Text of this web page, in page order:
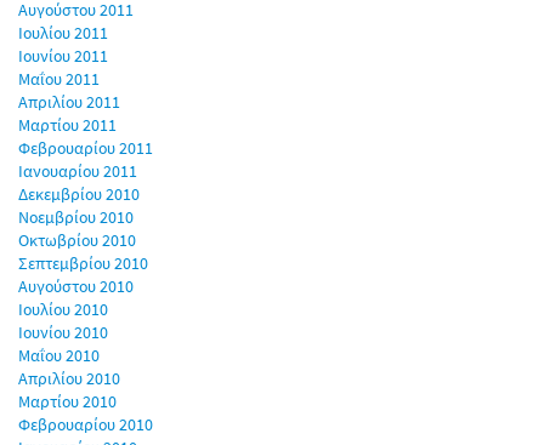
Αυγούστου 2011
Ιουλίου 2011
Ιουνίου 2011
Μαΐου 2011
Απριλίου 2011
Μαρτίου 2011
Φεβρουαρίου 2011
Ιανουαρίου 2011
Δεκεμβρίου 2010
Νοεμβρίου 2010
Οκτωβρίου 2010
Σεπτεμβρίου 2010
Αυγούστου 2010
Ιουλίου 2010
Ιουνίου 2010
Μαΐου 2010
Απριλίου 2010
Μαρτίου 2010
Φεβρουαρίου 2010